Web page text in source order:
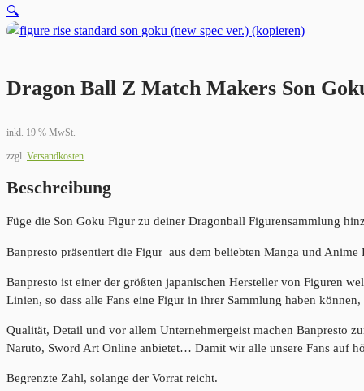
Dragon Ball Z Match Makers Son
inkl. 19 % MwSt.
zzgl. Versandkosten
Beschreibung
Füge die Son Goku Figur zu deiner Dragonball Figurensammlung
Banpresto präsentiert die Figur aus dem beliebten Manga und
Banpresto ist einer der größten japanischen Hersteller von Figuren
Linien, so dass alle Fans eine Figur in ihrer Sammlung haben
Qualität, Detail und vor allem Unternehmergeist machen Banpresto
Naruto, Sword Art Online anbietet… Damit wir alle unsere Fans auf
Begrenzte Zahl, solange der Vorrat reicht.
🔍